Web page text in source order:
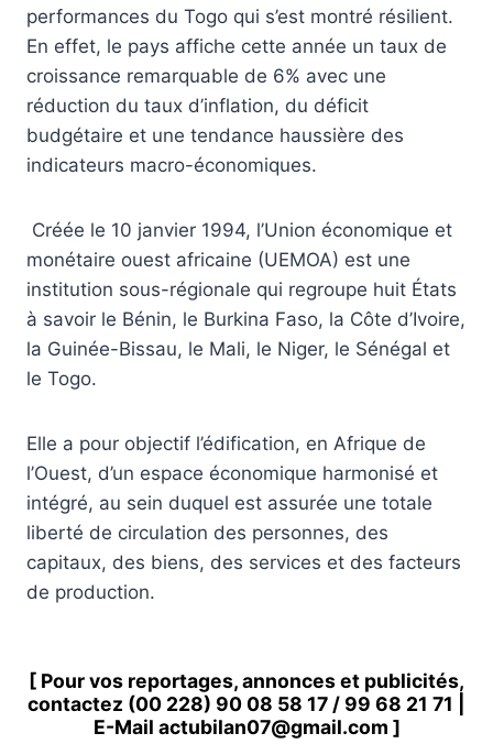
performances du Togo qui s’est montré résilient.
En effet, le pays affiche cette année un taux de
croissance remarquable de 6% avec une
réduction du taux d’inflation, du déficit
budgétaire et une tendance haussière des
indicateurs macro-économiques.
Créée le 10 janvier 1994, l’Union économique et
monétaire ouest africaine (UEMOA) est une
institution sous-régionale qui regroupe huit États
à savoir le Bénin, le Burkina Faso, la Côte d’Ivoire,
la Guinée-Bissau, le Mali, le Niger, le Sénégal et
le Togo.
Elle a pour objectif l’édification, en Afrique de
l’Ouest, d’un espace économique harmonisé et
intégré, au sein duquel est assurée une totale
liberté de circulation des personnes, des
capitaux, des biens, des services et des facteurs
de production.
[ Pour vos reportages, annonces et publicités,
contactez (00 228) 90 08 58 17 / 99 68 21 71
E-Mail actubilan07@gmail.com ]